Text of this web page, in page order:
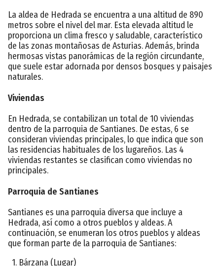
La aldea de Hedrada se encuentra a una altitud de 890
metros sobre el nivel del mar. Esta elevada altitud le
proporciona un clima fresco y saludable, característico
de las zonas montañosas de Asturias. Además, brinda
hermosas vistas panorámicas de la región circundante,
que suele estar adornada por densos bosques y paisajes
naturales.
Viviendas
En Hedrada, se contabilizan un total de 10 viviendas
dentro de la parroquia de Santianes. De estas, 6 se
consideran viviendas principales, lo que indica que son
las residencias habituales de los lugareños. Las 4
viviendas restantes se clasifican como viviendas no
principales.
Parroquia de Santianes
Santianes es una parroquia diversa que incluye a
Hedrada, así como a otros pueblos y aldeas. A
continuación, se enumeran los otros pueblos y aldeas
que forman parte de la parroquia de Santianes:
1. Bárzana (Lugar)